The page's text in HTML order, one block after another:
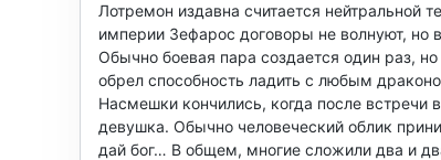
Лотремон издавна считается нейтральной
империи Зефарос договоры не волнуют,
Обычно боевая пара создается один раз,
обрел способность ладить с любым
Насмешки кончились, когда после встречи
девушка. Обычно человеческий облик
дай бог… В общем, многие сложили два и